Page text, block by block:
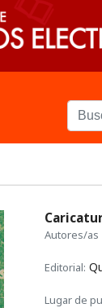
Autores/as
Editorial:
Lugar de